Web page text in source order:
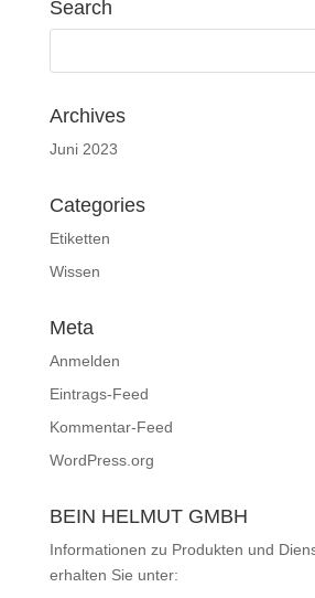
Search
Archives
Juni 2023
Categories
Etiketten
Wissen
Meta
Anmelden
Eintrags-Feed
Kommentar-Feed
WordPress.org
BEIN HELMUT GMBH
Informationen zu Produkten und
erhalten Sie unter: